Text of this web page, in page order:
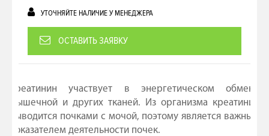
УТОЧНЯЙТЕ НАЛИЧИЕ У МЕНЕДЖЕРА
ОСТАВИТЬ ЗАЯВКУ
Креатинин участвует в энергетическом обмене
мышечной и других тканей. Из организма креатинин
выводится почками с мочой, поэтому является важным
показателем деятельности почек.